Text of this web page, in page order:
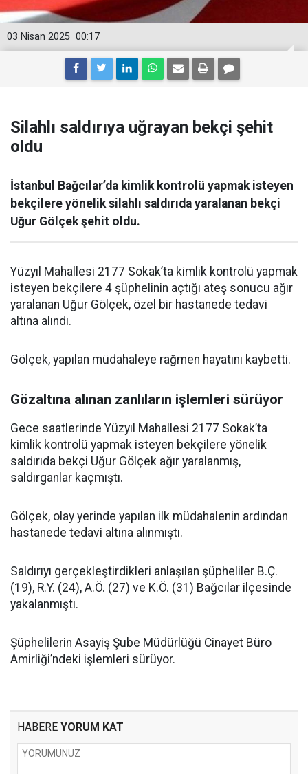
00:17
03 Nisan 2025
Silahlı saldırıya uğrayan bekçi şehit
oldu
İstanbul Bağcılar’da kimlik kontrolü yapmak isteyen
bekçilere yönelik silahlı saldırıda yaralanan bekçi
Uğur Gölçek şehit oldu.
Yüzyıl Mahallesi 2177 Sokak’ta kimlik kontrolü yapmak
isteyen bekçilere 4 şüphelinin açtığı ateş sonucu ağır
yaralanan Uğur Gölçek, özel bir hastanede tedavi
altına alındı.
Gölçek, yapılan müdahaleye rağmen hayatını kaybetti.
Gözaltına alınan zanlıların işlemleri sürüyor
Gece saatlerinde Yüzyıl Mahallesi 2177 Sokak’ta
kimlik kontrolü yapmak isteyen bekçilere yönelik
saldırıda bekçi Uğur Gölçek ağır yaralanmış,
saldırganlar kaçmıştı.
Gölçek, olay yerinde yapılan ilk müdahalenin ardından
hastanede tedavi altına alınmıştı.
Saldırıyı gerçekleştirdikleri anlaşılan şüpheliler B.Ç.
(19), R.Y. (24), A.Ö. (27) ve K.Ö. (31) Bağcılar ilçesinde
yakalanmıştı.
Şüphelilerin Asayiş Şube Müdürlüğü Cinayet Büro
Amirliği’ndeki işlemleri sürüyor.
HABERE YORUM KAT